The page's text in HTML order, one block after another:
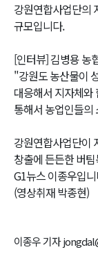
강원연합사업단의
규모입니다.
[인터뷰] 김병용 농
"강원도 농산물이
대응해서 지자체와
통해서 농업인들의
강원연합사업단이
창출에 든든한 버
G1뉴스 이종우입
(영상취재 박종현)
이종우 기자